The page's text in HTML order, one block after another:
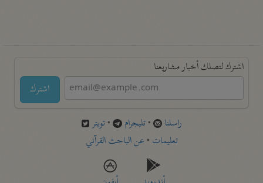
اشترك لتصلك أخبار مشاريعنا
اشترك
راسلنا •تليجرام •تويتر
تعليمات •عن الباحث القرآني